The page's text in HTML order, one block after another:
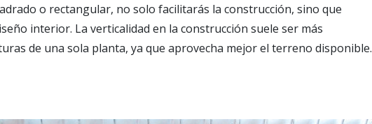
o rectangular, no solo facilitarás la construcción, sino que
interior. La verticalidad en la construcción suele ser más
de una sola planta, ya que aprovecha mejor el terreno disponible.